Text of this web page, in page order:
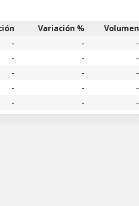
Variación %
Volumen
- -
-
- -
-
- -
-
- -
-
- - -